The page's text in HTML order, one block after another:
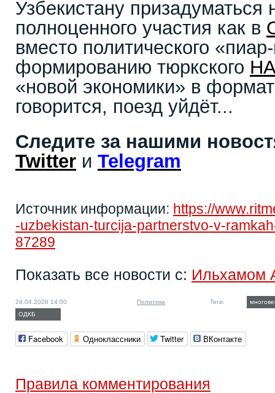
Узбекистану призадуматься
полноценного участия как в
вместо политического
формированию тюркского
«новой экономики» в
говорится, поезд уйдёт...
Следите за нашими
Twitter и Telegram
Источник информации: https://
-uzbekistan-turcija-partnerstvo-v-
87289
Показать все новости с: Ильхамом
24.04.2026 14:00 Политика Теги:
ОДКБ
Facebook Одноклассники Twitter ВКонтакте
Правила комментирования